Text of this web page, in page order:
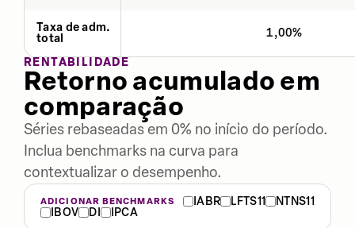
Taxa de adm.
total
1,00%
RENTABILIDADE
Retorno acumulado em
comparação
Séries rebaseadas em 0% no início do período.
Inclua benchmarks na curva para
contextualizar o desempenho.
ADICIONAR BENCHMARKS IABR LFTS11
NTNS11
IBOV
DI
IPCA